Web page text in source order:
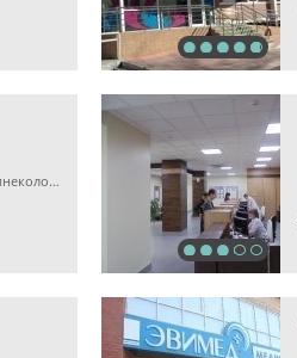
Детская клиника, Медицинская лаборатория, Гинекология